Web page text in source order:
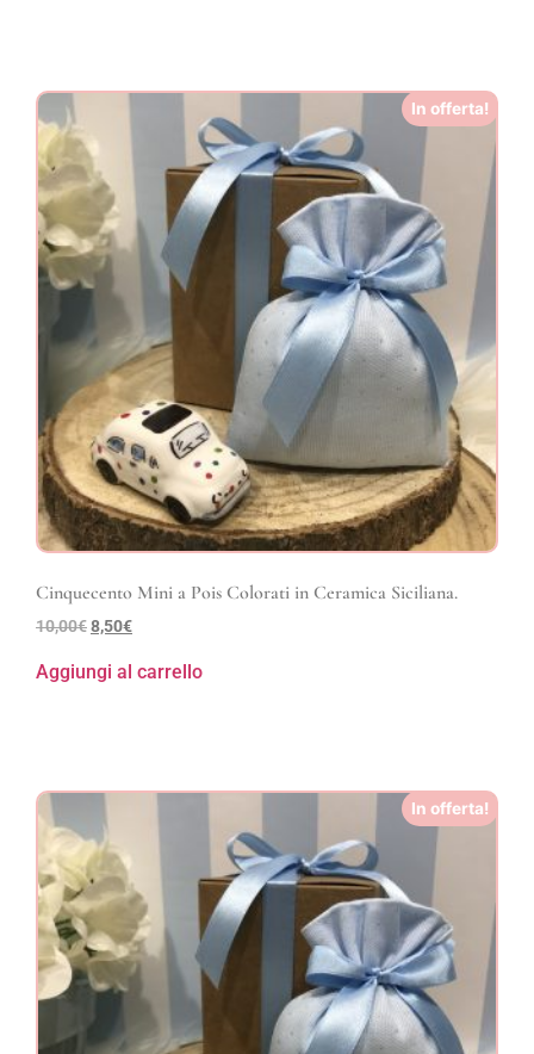
In offerta!
Cinquecento Mini a Pois Colorati in Ceramica Siciliana.
10,00€8,50€
Aggiungi al carrello
In offerta!